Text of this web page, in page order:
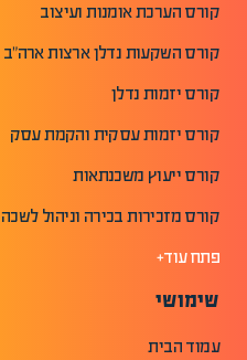
קורס הערכת אומנות ועיצוב
קורס השקעות נדלן ארצות ארה"ב
קורס יזמות נדלן
קורס יזמות עסקית והקמת עסק
קורס ייעוץ משכנתאות
קורס מזכירות בכירה וניהול לשכה
פתח עוד+
שימושי
עמוד הבית